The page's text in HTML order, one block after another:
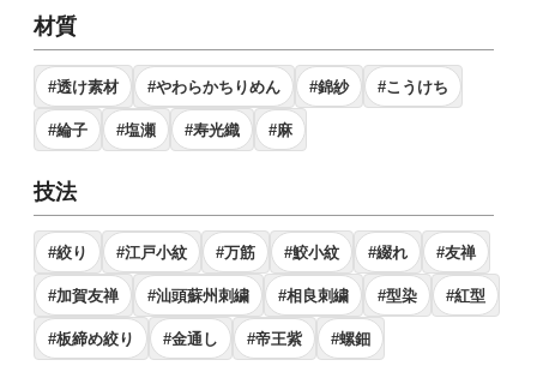
材質
#透け素材 #やわらかちりめん #錦紗 #こうけち
#綸子 #塩瀬 #寿光織 #麻
技法
#絞り #江戸小紋 #万筋 #鮫小紋 #綴れ #友禅
#加賀友禅 #汕頭蘇州刺繍 #相良刺繍 #型染 #紅型
#板締め絞り #金通し #帝王紫 #螺鈿